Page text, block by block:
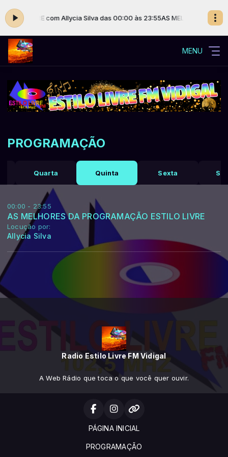
ESTILO LIVRE com Allycia Silva das 00:00 às 23:55AS MELHORES DA
MENU
PROGRAMAÇÃO
Quarta Quinta Sexta
00:00 - 23:55
AS MELHORES DA PROGRAMAÇÃO ESTILO LIVRE
Locução por:
Allycia Silva
Radio Estilo Livre FM Vidigal
A Web Rádio que toca o que você quer ouvir.
PÁGINA INICIAL
PROGRAMAÇÃO